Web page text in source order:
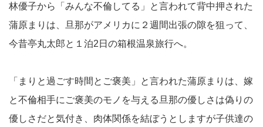
林優子から「みんな不倫してる」と言われて背中押された
蒲原まりは、旦那がアメリカに２週間出張の隙を狙って、
今昔亭丸太郎と１泊2日の箱根温泉旅行へ。
「まりと過ごす時間とご褒美」と言われた蒲原まりは、嫁
と不倫相手にご褒美のモノを与える旦那の優しさは偽りの
優しさだと気付き、肉体関係を結ぼうとしますが子供達の